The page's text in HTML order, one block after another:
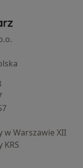
- Strona główna
w Warszawie XII
KRS